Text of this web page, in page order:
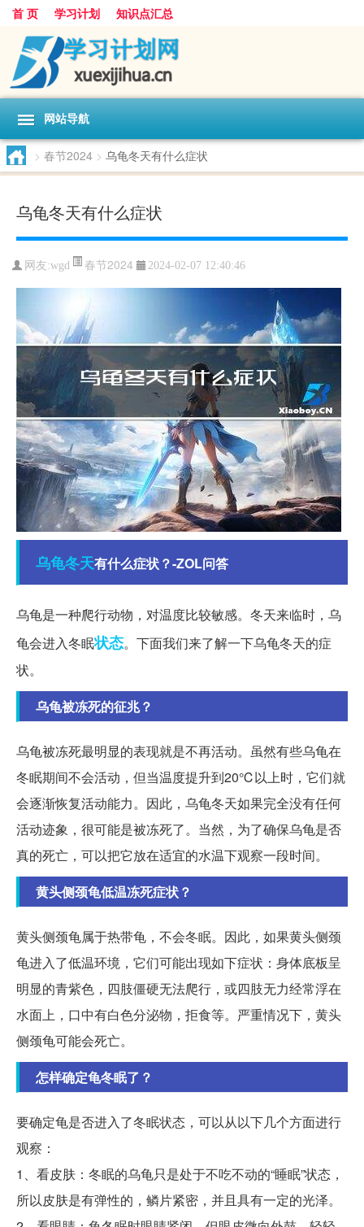
首 页 学习计划 知识点汇总
网站导航
> 春节2024 > 乌龟冬天有什么症状
乌龟冬天有什么症状
网友:wgd 春节2024 2024-02-07 12:40:46
乌龟冬天有什么症状？-ZOL问答
乌龟是一种爬行动物，对温度比较敏感。冬天来临时，乌
龟会进入冬眠状态。下面我们来了解一下乌龟冬天的症
状。
乌龟被冻死的征兆？
乌龟被冻死最明显的表现就是不再活动。虽然有些乌龟在
冬眠期间不会活动，但当温度提升到20℃以上时，它们就
会逐渐恢复活动能力。因此，乌龟冬天如果完全没有任何
活动迹象，很可能是被冻死了。当然，为了确保乌龟是否
真的死亡，可以把它放在适宜的水温下观察一段时间。
黄头侧颈龟低温冻死症状？
黄头侧颈龟属于热带龟，不会冬眠。因此，如果黄头侧颈
龟进入了低温环境，它们可能出现如下症状：身体底板呈
明显的青紫色，四肢僵硬无法爬行，或四肢无力经常浮在
水面上，口中有白色分泌物，拒食等。严重情况下，黄头
侧颈龟可能会死亡。
怎样确定龟冬眠了？
要确定龟是否进入了冬眠状态，可以从以下几个方面进行
观察：
1、看皮肤：冬眠的乌龟只是处于不吃不动的“睡眠”状态，
所以皮肤是有弹性的，鳞片紧密，并且具有一定的光泽。